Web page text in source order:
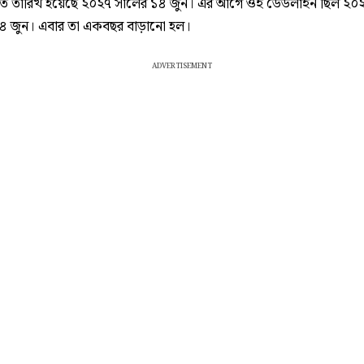
জুন। এবার তা একবছর বাড়ানো হল।
ADVERTISEMENT